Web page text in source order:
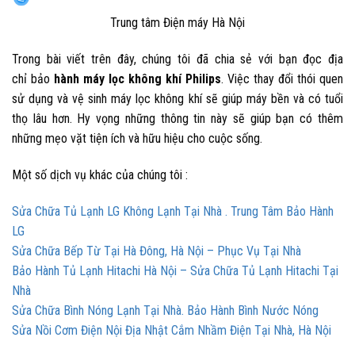
Trung tâm Điện máy Hà Nội
Trong bài viết trên đây, chúng tôi đã chia sẻ với bạn đọc địa
chỉ bảo hành máy lọc không khí Philips. Việc thay đổi thói quen
sử dụng và vệ sinh máy lọc không khí sẽ giúp máy bền và có tuổi
thọ lâu hơn. Hy vọng những thông tin này sẽ giúp bạn có thêm
những mẹo vặt tiện ích và hữu hiệu cho cuộc sống.
Một số dịch vụ khác của chúng tôi :
Sửa Chữa Tủ Lạnh LG Không Lạnh Tại Nhà . Trung Tâm Bảo Hành
LG
Sửa Chữa Bếp Từ Tại Hà Đông, Hà Nội – Phục Vụ Tại Nhà
Bảo Hành Tủ Lạnh Hitachi Hà Nội – Sửa Chữa Tủ Lạnh Hitachi Tại
Nhà
Sửa Chữa Bình Nóng Lạnh Tại Nhà. Bảo Hành Bình Nước Nóng
Sửa Nồi Cơm Điện Nội Địa Nhật Cắm Nhầm Điện Tại Nhà, Hà Nội